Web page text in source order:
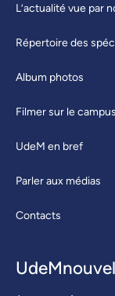
L’actualité vue par
Répertoire des
Album photos
Filmer sur le campus
UdeM en bref
Parler aux médias
Contacts